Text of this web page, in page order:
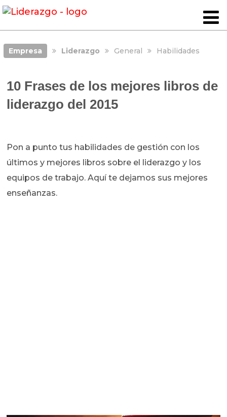
Empresa Liderazgo General Habilidades
10 Frases de los mejores libros de
liderazgo del 2015
Pon a punto tus habilidades de gestión con los
últimos y mejores libros sobre el liderazgo y los
equipos de trabajo. Aquí te dejamos sus mejores
enseñanzas.